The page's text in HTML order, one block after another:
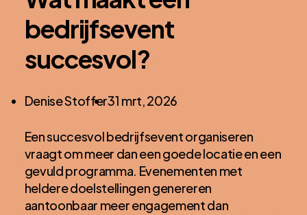
bedrijfsevent
succesvol?
Posted
Denise Stoffer31 mrt, 2026
Een succesvol bedrijfsevent organiseren
vraagt om meer dan een goede locatie en een
gevuld programma. Evenementen met
heldere doelstellingen genereren
aantoonbaar meer engagement dan